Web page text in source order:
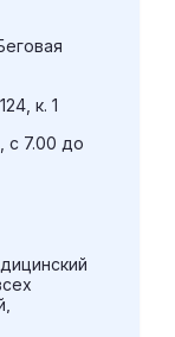
к. 1
с 7.00 до